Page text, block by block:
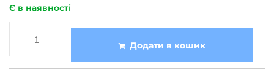
Є в наявності
Додати в кошик